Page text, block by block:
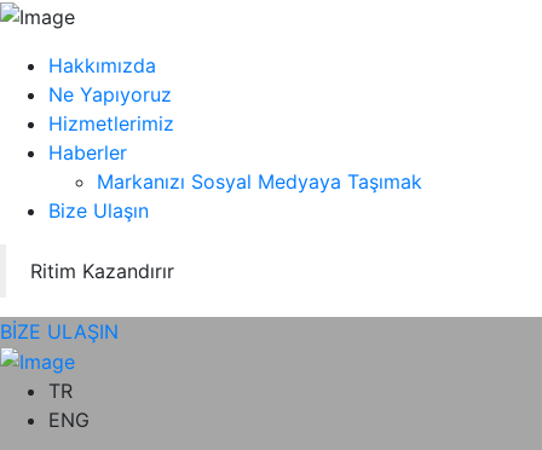
Hakkımızda
Ne Yapıyoruz
Hizmetlerimiz
Haberler
Markanızı Sosyal Medyaya Taşımak
Bize Ulaşın
Ritim Kazandırır
BİZE ULAŞIN
TR
ENG